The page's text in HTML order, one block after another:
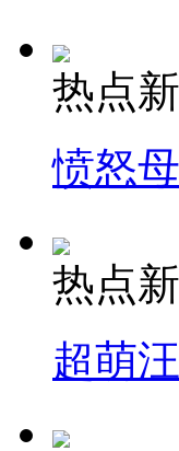
热点
愤怒
热点
超萌